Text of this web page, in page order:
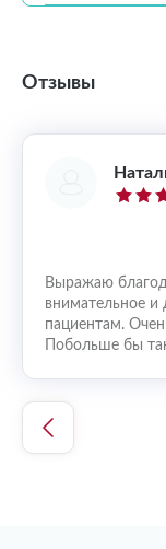
Отзывы
Выражаю
внимательное
пациентам.
Побольше бы